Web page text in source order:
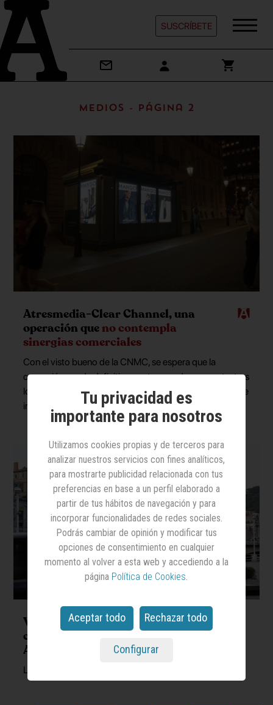
SUSCRÍBETE
Medios - Página 2
Atresmedia-Clear Channel, una
operación queno contempla
sinergias comerciales
Con el visto bueno de la CNMC, se espera que la
operación quede definitivamente cerrada en agosto, tras
lo que la compañía de exterior presentará nueva marca e
imagen
Visto bueno de la CNMC para la
compra deClear Channelpor
Atresmedia
La operación está valorada en 115 millones de euros
Tu privacidad es
importante para nosotros
Utilizamos cookies propias y de terceros para
analizar nuestros servicios con fines analíticos,
para mostrarte publicidad relacionada con tus
preferencias en base a un perfil elaborado a
partir de tus hábitos de navegación y para
incorporar funcionalidades de redes sociales.
Podrás cambiar de opinión y modificar tus
opciones de consentimiento en cualquier
momento al volver a esta web y accediendo a la
página Política de Cookies.
Aceptar todo Rechazar todo
Configurar